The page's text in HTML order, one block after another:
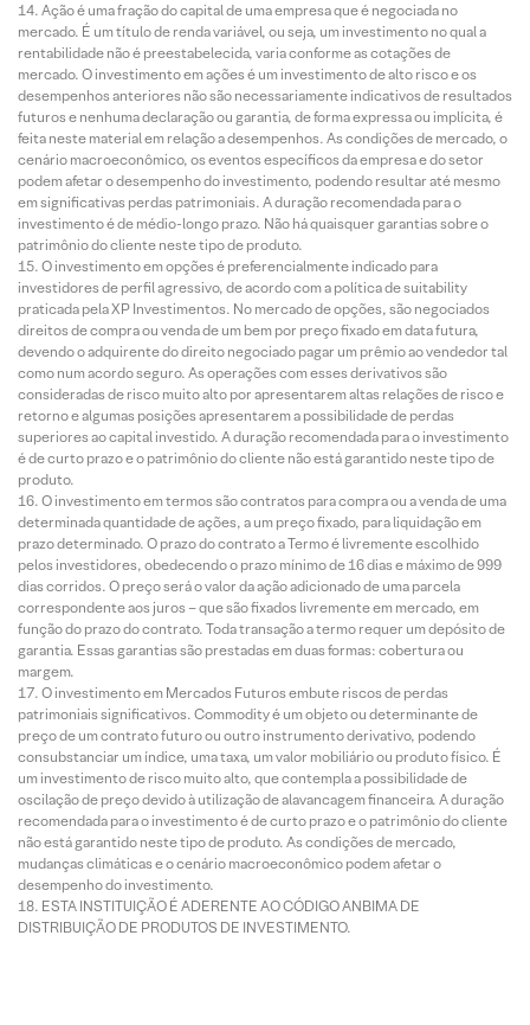
Ação é uma fração do capital de uma empresa que é negociada no
mercado. É um título de renda variável, ou seja, um investimento no qual a
rentabilidade não é preestabelecida, varia conforme as cotações de
mercado. O investimento em ações é um investimento de alto risco e os
desempenhos anteriores não são necessariamente indicativos de resultados
futuros e nenhuma declaração ou garantia, de forma expressa ou implícita, é
feita neste material em relação a desempenhos. As condições de mercado, o
cenário macroeconômico, os eventos específicos da empresa e do setor
podem afetar o desempenho do investimento, podendo resultar até mesmo
em significativas perdas patrimoniais. A duração recomendada para o
investimento é de médio-longo prazo. Não há quaisquer garantias sobre o
patrimônio do cliente neste tipo de produto.
O investimento em opções é preferencialmente indicado para
investidores de perfil agressivo, de acordo com a política de suitability
praticada pela XP Investimentos. No mercado de opções, são negociados
direitos de compra ou venda de um bem por preço fixado em data futura,
devendo o adquirente do direito negociado pagar um prêmio ao vendedor tal
como num acordo seguro. As operações com esses derivativos são
consideradas de risco muito alto por apresentarem altas relações de risco e
retorno e algumas posições apresentarem a possibilidade de perdas
superiores ao capital investido. A duração recomendada para o investimento
é de curto prazo e o patrimônio do cliente não está garantido neste tipo de
produto.
O investimento em termos são contratos para compra ou a venda de uma
determinada quantidade de ações, a um preço fixado, para liquidação em
prazo determinado. O prazo do contrato a Termo é livremente escolhido
pelos investidores, obedecendo o prazo mínimo de 16 dias e máximo de 999
dias corridos. O preço será o valor da ação adicionado de uma parcela
correspondente aos juros – que são fixados livremente em mercado, em
função do prazo do contrato. Toda transação a termo requer um depósito de
garantia. Essas garantias são prestadas em duas formas: cobertura ou
margem.
O investimento em Mercados Futuros embute riscos de perdas
patrimoniais significativos. Commodity é um objeto ou determinante de
preço de um contrato futuro ou outro instrumento derivativo, podendo
consubstanciar um índice, uma taxa, um valor mobiliário ou produto físico. É
um investimento de risco muito alto, que contempla a possibilidade de
oscilação de preço devido à utilização de alavancagem financeira. A duração
recomendada para o investimento é de curto prazo e o patrimônio do cliente
não está garantido neste tipo de produto. As condições de mercado,
mudanças climáticas e o cenário macroeconômico podem afetar o
desempenho do investimento.
ESTA INSTITUIÇÃO É ADERENTE AO CÓDIGO ANBIMA DE
DISTRIBUIÇÃO DE PRODUTOS DE INVESTIMENTO.